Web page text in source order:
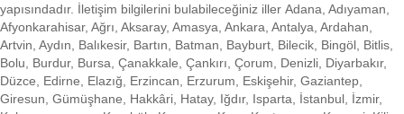
yapısındadır. İletişim bilgilerini bulabileceğiniz iller Adana, Adıyaman,
Afyonkarahisar, Ağrı, Aksaray, Amasya, Ankara, Antalya, Ardahan,
Artvin, Aydın, Balıkesir, Bartın, Batman, Bayburt, Bilecik, Bingöl, Bitlis,
Bolu, Burdur, Bursa, Çanakkale, Çankırı, Çorum, Denizli, Diyarbakır,
Düzce, Edirne, Elazığ, Erzincan, Erzurum, Eskişehir, Gaziantep,
Giresun, Gümüşhane, Hakkâri, Hatay, Iğdır, Isparta, İstanbul, İzmir,